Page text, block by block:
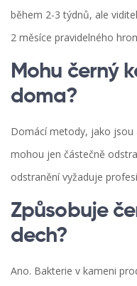
během 2-3 týdnů, ale
2 měsíce pravidelného
Mohu černý
doma?
Domácí metody, jako jsou
mohou jen částečně
odstranění vyžaduje
Způsobuje
dech?
Ano. Bakterie v kameni